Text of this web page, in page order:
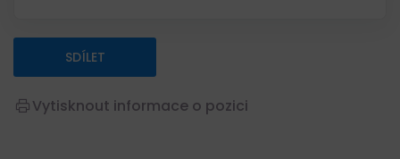
SDÍLET
Vytisknout informace o pozici